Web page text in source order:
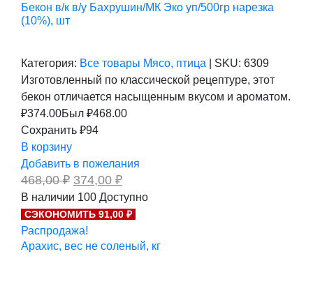
Бекон в/к в/у Бахрушин/МК Эко уп/500гр нарезка
(10%), шт
Категория: Все товары Мясо, птица SKU: 6309
Изготовленный по классической рецептуре, этот
бекон отличается насыщенным вкусом и ароматом.
₽374.00Был ₽468.00
Сохранить ₽94
В корзину
Добавить в пожелания
468,00₽ Первоначальная
цена
составляла
468,00 ₽.
374,00 ₽Текущая
цена:
374,00 ₽.
В наличии 100 Доступно
СЭКОНОМИТЬ 91,00 ₽
Распродажа!
Арахис, вес не соленый, кг